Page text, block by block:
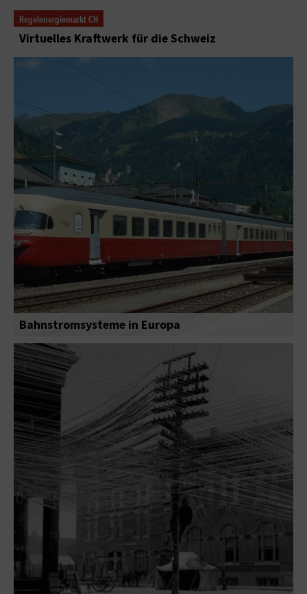
Regelenergiemarkt CH
Virtuelles Kraftwerk für die Schweiz
Bahnstromsysteme in Europa